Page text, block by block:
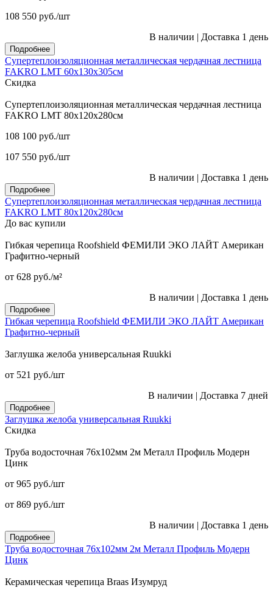
108 550 руб./шт
В наличии | Доставка 1 день
Подробнее
Супертеплоизоляционная металлическая чердачная лестница
FAKRO LMT 60х130х305см
Скидка
Супертеплоизоляционная металлическая чердачная лестница
FAKRO LMT 80х120х280см
108 100 руб./шт
107 550 руб./шт
В наличии | Доставка 1 день
Подробнее
Супертеплоизоляционная металлическая чердачная лестница
FAKRO LMT 80х120х280см
До вас купили
Гибкая черепица Roofshield ФЕМИЛИ ЭКО ЛАЙТ Американ
Графитно-черный
от 628 руб./м²
В наличии | Доставка 1 день
Подробнее
Гибкая черепица Roofshield ФЕМИЛИ ЭКО ЛАЙТ Американ
Графитно-черный
Заглушка желоба универсальная Ruukki
от 521 руб./шт
В наличии | Доставка 7 дней
Подробнее
Заглушка желоба универсальная Ruukki
Скидка
Труба водосточная 76x102мм 2м Металл Профиль Модерн
Цинк
от 965 руб./шт
от 869 руб./шт
В наличии | Доставка 1 день
Подробнее
Труба водосточная 76x102мм 2м Металл Профиль Модерн
Цинк
Керамическая черепица Braas Изумруд